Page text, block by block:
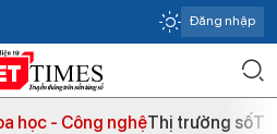
Đăng nhập
học - Công nghệThị trường số